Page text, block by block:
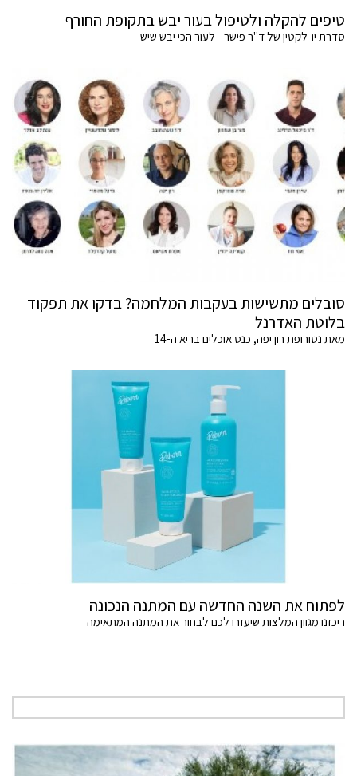
טיפים להקלה ולטיפול בעור יבש בתקופת החורף
סדרת יו-לקטין של ד"ר פישר - לעור הכי יבש שיש
סובלים מתשישות בעקבות המלחמה? בדקו את תפקוד
בלוטת האדרנל
מאת נטורופת רון יפה, כנס אוכלים בריא ה-14
לפתוח את השנה החדשה עם המתנה הנכונה
ריכזנו מגוון המלצות שיעזרו לכם לבחור את המתנה המתאימה